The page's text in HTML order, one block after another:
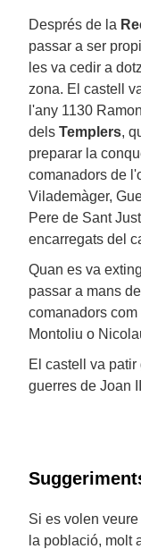
Després de la
passar a ser
les va cedir a
zona. El castell
l'any 1130
dels Templers,
preparar la
comanadors de
Vilademàger,
Pere de Sant
encarregats del
Quan es va
passar a mans
comanadors
Montoliu o
El castell va
guerres de Joan
Si es volen
la població, molt